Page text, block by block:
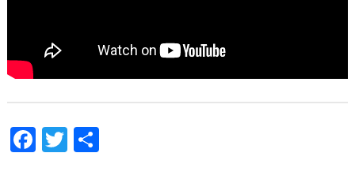
Facebook
Twitter